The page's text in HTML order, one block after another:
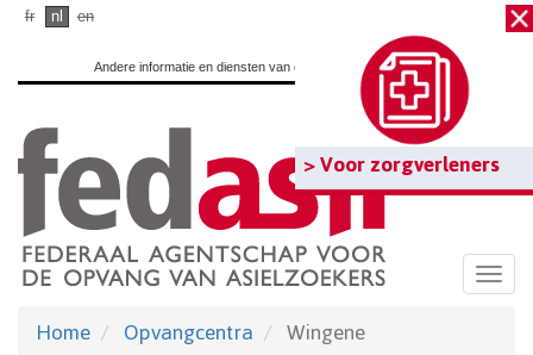
hoofdinhoud
> Voor zorgverleners
fr nl en
Andere informatie en diensten van de overheid:www.belgium.be
Home Opvangcentra Wingene